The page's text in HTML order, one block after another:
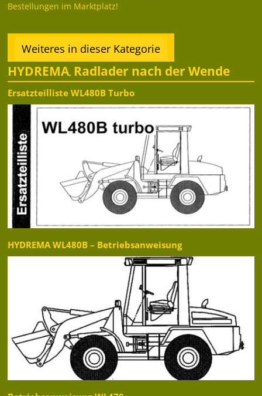
Bestellungen im Marktplatz!
Weiteres in dieser Kategorie
HYDREMA, Radlader nach der Wende
Ersatzteilliste WL480B Turbo
HYDREMA WL480B – Betriebsanweisung